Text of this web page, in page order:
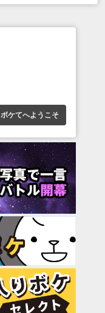
ボケてへようこそ